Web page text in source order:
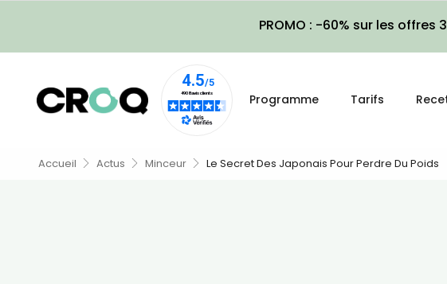
PROMO : -60% sur les offres
Programme Tarifs
Accueil Actus Minceur Le Secret Des Japonais Pour Perdre Du Poids